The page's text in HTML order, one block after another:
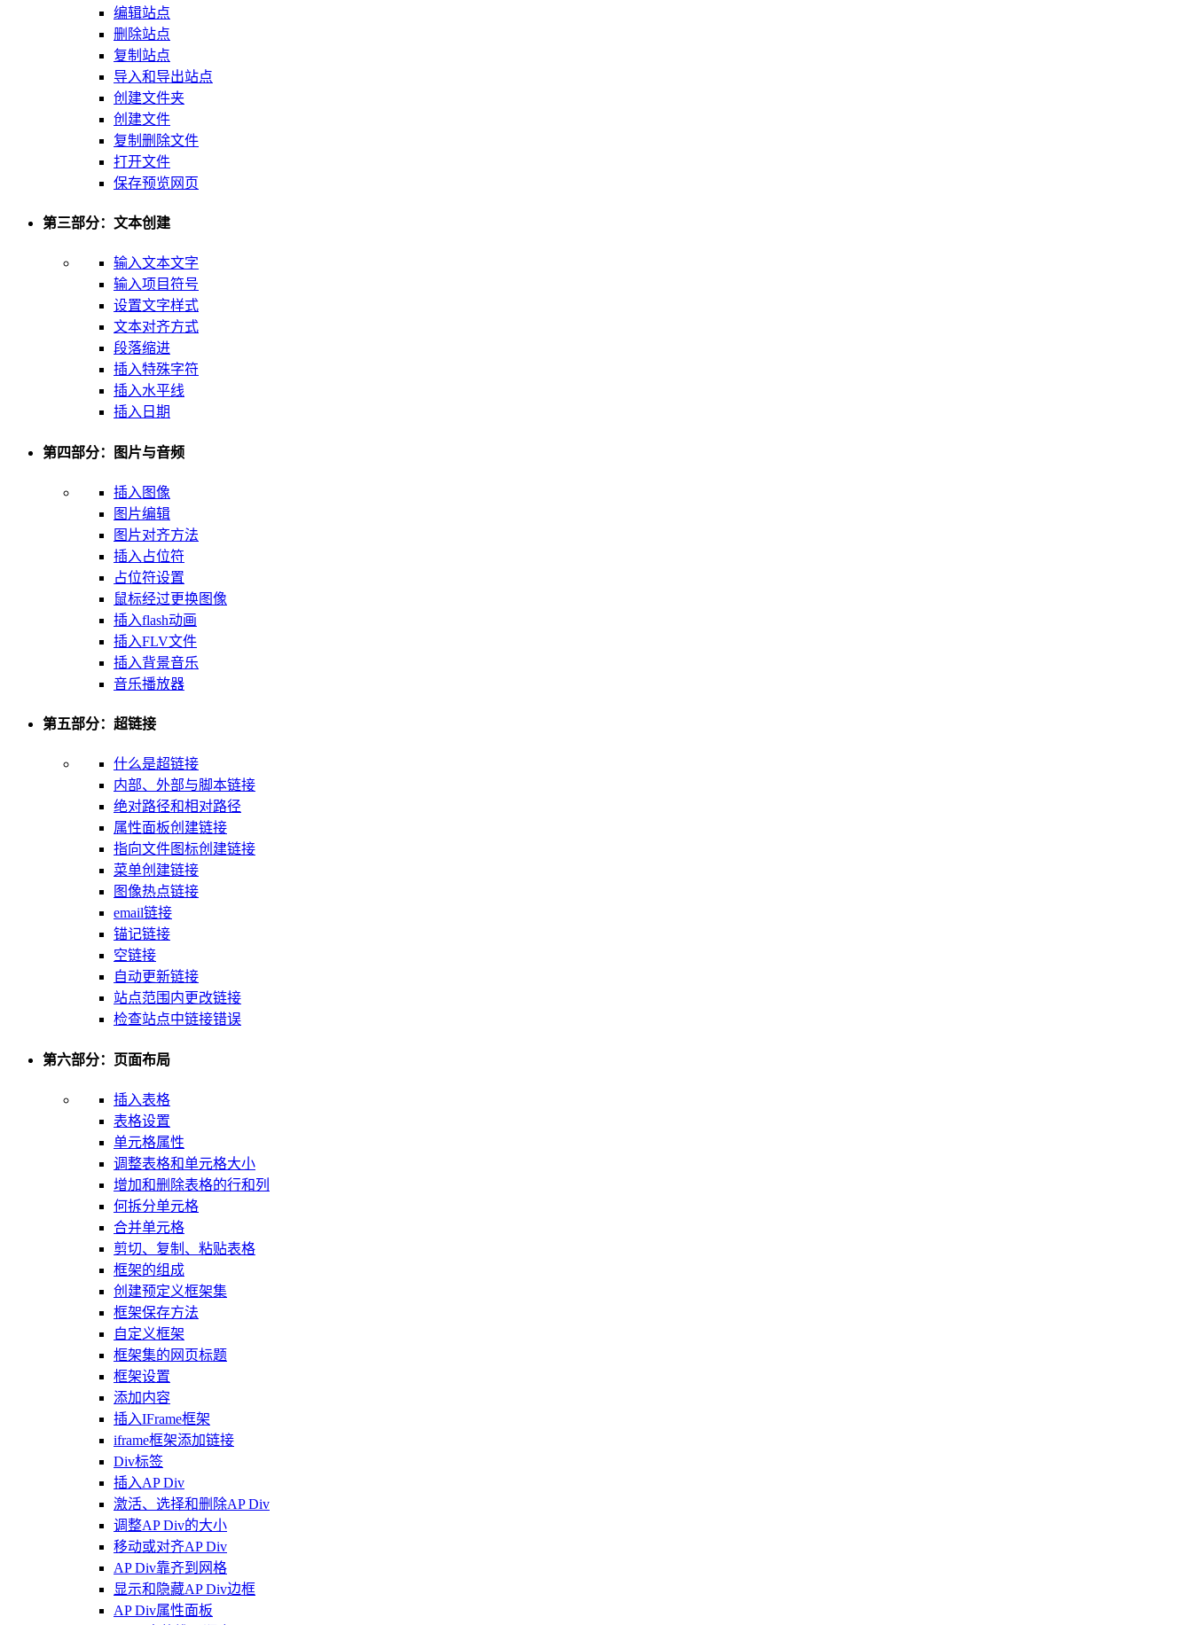
编辑站点
删除站点
复制站点
导入和导出站点
创建文件夹
创建文件
复制删除文件
打开文件
保存预览网页
第三部分：文本创建
输入文本文字
输入项目符号
设置文字样式
文本对齐方式
段落缩进
插入特殊字符
插入水平线
插入日期
第四部分：图片与音频
插入图像
图片编辑
图片对齐方法
插入占位符
占位符设置
鼠标经过更换图像
插入flash动画
插入FLV文件
插入背景音乐
音乐播放器
第五部分：超链接
什么是超链接
内部、外部与脚本链接
绝对路径和相对路径
属性面板创建链接
指向文件图标创建链接
菜单创建链接
图像热点链接
email链接
锚记链接
空链接
自动更新链接
站点范围内更改链接
检查站点中链接错误
第六部分：页面布局
插入表格
表格设置
单元格属性
调整表格和单元格大小
增加和删除表格的行和列
何拆分单元格
合并单元格
剪切、复制、粘贴表格
框架的组成
创建预定义框架集
框架保存方法
自定义框架
框架集的网页标题
框架设置
添加内容
插入IFrame框架
iframe框架添加链接
Div标签
插入AP Div
激活、选择和删除AP Div
调整AP Div的大小
移动或对齐AP Div
AP Div靠齐到网格
显示和隐藏AP Div边框
AP Div属性面板